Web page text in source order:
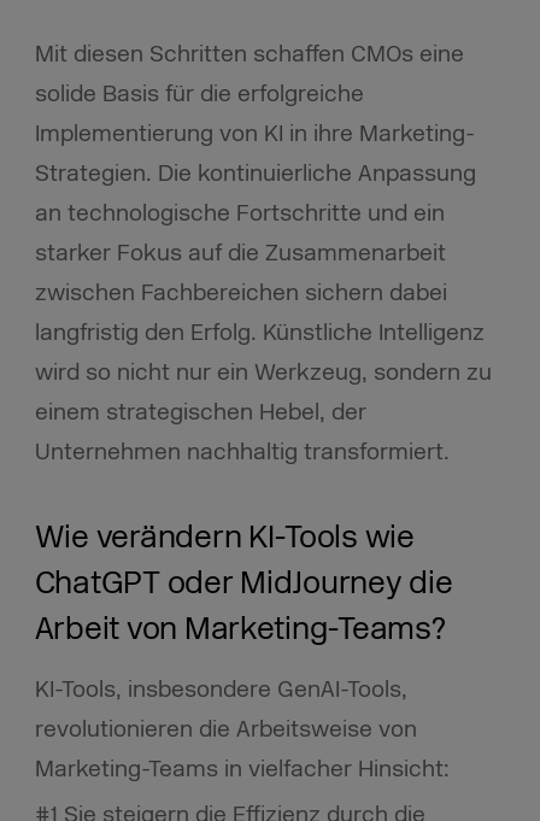
Mit diesen Schritten schaffen CMOs eine
solide Basis für die erfolgreiche
Implementierung von KI in ihre Marketing-
Strategien. Die kontinuierliche Anpassung
an technologische Fortschritte und ein
starker Fokus auf die Zusammenarbeit
zwischen Fachbereichen sichern dabei
langfristig den Erfolg. Künstliche Intelligenz
wird so nicht nur ein Werkzeug, sondern zu
einem strategischen Hebel, der
Unternehmen nachhaltig transformiert.
Wie verändern KI-Tools wie
ChatGPT oder MidJourney die
Arbeit von Marketing-Teams?
KI-Tools, insbesondere GenAI-Tools,
revolutionieren die Arbeitsweise von
Marketing-Teams in vielfacher Hinsicht:
#1 Sie steigern die Effizienz durch die